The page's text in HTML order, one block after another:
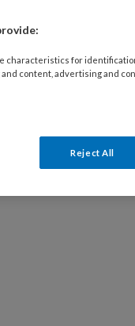
je hier de Vraag
Johan
characteristics for
content, advertising and
Reject All